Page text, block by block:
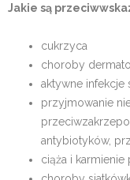
Jakie są
cukrzyca
choroby
aktywne infekcje
przyjmowanie
antybiotyków,
ciąża i karmienie